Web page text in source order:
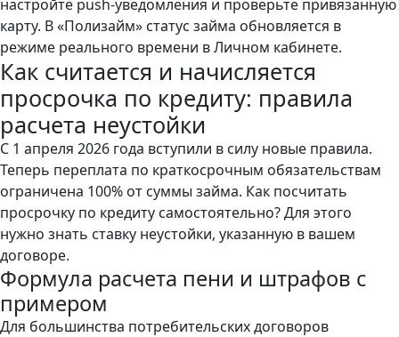
настройте push-уведомления и проверьте привязанную
карту. В «Полизайм» статус займа обновляется в
режиме реального времени в Личном кабинете.
Как считается и начисляется
просрочка по кредиту: правила
расчета неустойки
С 1 апреля 2026 года вступили в силу новые правила.
Теперь переплата по краткосрочным обязательствам
ограничена 100% от суммы займа. Как посчитать
просрочку по кредиту самостоятельно? Для этого
нужно знать ставку неустойки, указанную в вашем
договоре.
Формула расчета пени и штрафов с
примером
Для большинства потребительских договоров